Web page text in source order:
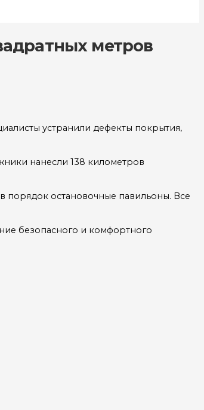
метров
устранили дефекты покрытия,
нанесли 138 километров
остановочные павильоны. Все
безопасного и комфортного